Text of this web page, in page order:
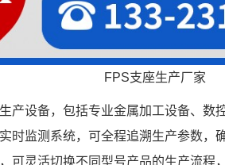
FPS支座生产厂家
产设备，包括专业金属加工设备、数
时监测系统，可全程追溯生产参数，
可灵活切换不同型号产品的生产流程